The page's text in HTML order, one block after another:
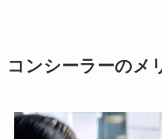
コンシーラーのメ